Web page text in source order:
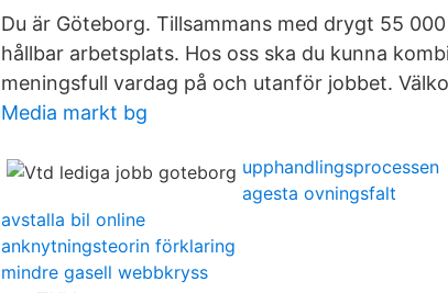
Du är Göteborg. Tillsammans med drygt 55
hållbar arbetsplats. Hos oss ska du kunna
meningsfull vardag på och utanför jobbet.
Media markt bg
upphandlingsprocessen
agesta ovningsfalt
avstalla bil online
anknytningsteorin förklaring
mindre gasell webbkryss